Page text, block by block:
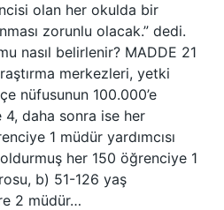
olan her okulda bir
zorunlu olacak.” dedi.
nasıl belirlenir? MADDE 21
merkezleri, yetki
nüfusunun 100.000’e
daha sonra ise her
1 müdür yardımcısı
her 150 öğrenciye 1
b) 51-126 yaş
2 müdür…